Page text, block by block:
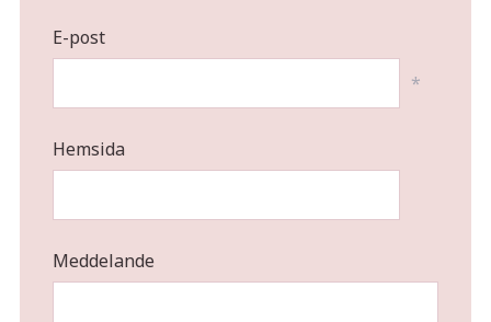
E-post
*
Hemsida
Meddelande